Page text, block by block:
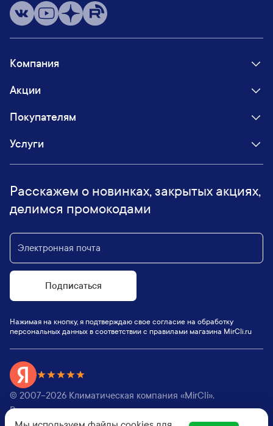
Компания
Акции
Покупателям
Услуги
Расскажем о новинках, закрытых акциях,
делимся промокодами
Подписаться
Нажимая на кнопку, я подтверждаю свое согласие на обработку
персональных данных в соответствии с правилами магазина MirCli.ru
© 2007–2026 Климатическая компания «MirCli».
Все права защищены,